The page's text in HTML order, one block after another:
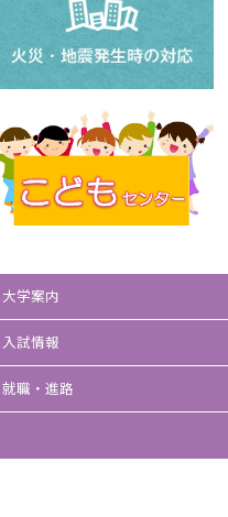
大学案内
入試情報
就職・進路